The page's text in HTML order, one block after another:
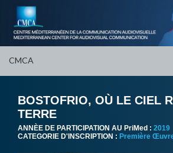
CMCA
BOSTOFRIO, OÙ LE CIEL
TERRE
ANNÈE DE PARTICIPATION AU PriMed : 2019
CATEGORIE D'INSCRIPTION : Première